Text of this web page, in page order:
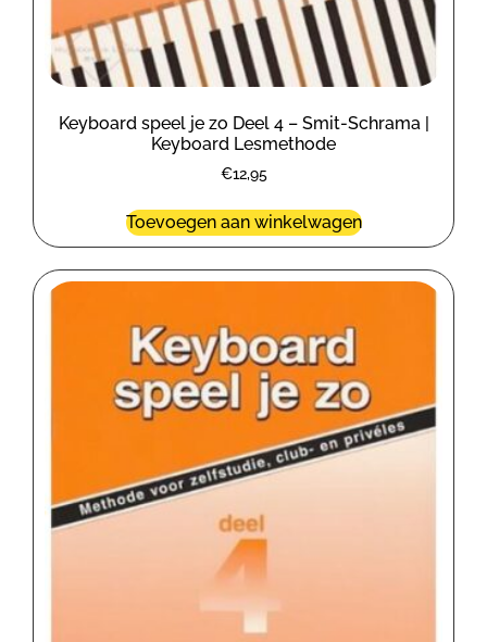
Keyboard speel je zo Deel 4 – Smit-Schrama |
Keyboard Lesmethode
€12,95
Toevoegen aan winkelwagen